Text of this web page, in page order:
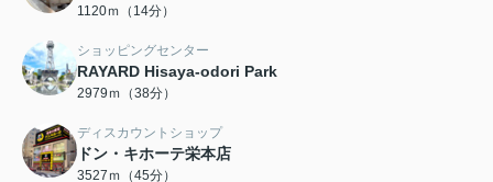
1120ｍ（14分）
ショッピングセンター
RAYARD Hisaya-odori Park
2979ｍ（38分）
ディスカウントショップ
ドン・キホーテ栄本店
3527ｍ（45分）